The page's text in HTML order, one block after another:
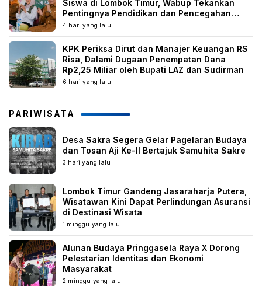
Siswa di Lombok Timur, Wabup Tekankan
Pentingnya Pendidikan dan Pencegahan
Perkawinan Anak
4 hari yang lalu
KPK Periksa Dirut dan Manajer Keuangan RS
Risa, Dalami Dugaan Penempatan Dana
Rp2,25 Miliar oleh Bupati LAZ dan Sudirman
6 hari yang lalu
PARIWISATA
Desa Sakra Segera Gelar Pagelaran Budaya
dan Tosan Aji Ke-II Bertajuk Samuhita Sakre
3 hari yang lalu
Lombok Timur Gandeng Jasaraharja Putera,
Wisatawan Kini Dapat Perlindungan Asuransi
di Destinasi Wisata
1 minggu yang lalu
Alunan Budaya Pringgasela Raya X Dorong
Pelestarian Identitas dan Ekonomi
Masyarakat
2 minggu yang lalu